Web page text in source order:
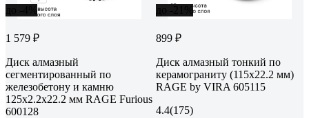
1 579 ₽
Диск алмазный
сегментированный по
железобетону и камню
125х2.2х22.2 мм RAGE Furious
600128
899 ₽
Диск алмазный тонкий по
керамограниту (115х22.2 мм)
RAGE by VIRA 605115
4.4(175)